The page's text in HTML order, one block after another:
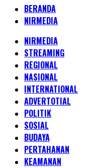
BERANDA
NIRMEDIA
NIRMEDIA
STREAMING
REGIONAL
NASIONAL
INTERNATIONAL
ADVERTOTIAL
POLITIK
SOSIAL
BUDAYA
PERTAHANAN
KEAMANAN